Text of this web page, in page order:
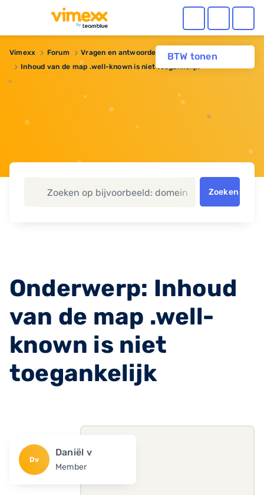
BTW tonen
Vimexx Forum
Vragen en antwoorden
Inhoud van de map .well-known is niet toegankelijk
Zoeken
Onderwerp: Inhoud
van de map .well-
known is niet
toegankelijk
Dv
Daniël v
Member